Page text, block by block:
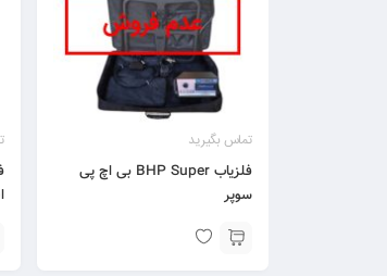
تماس بگیرید
فلزیاب BHP Super بی اچ پی
سوپر